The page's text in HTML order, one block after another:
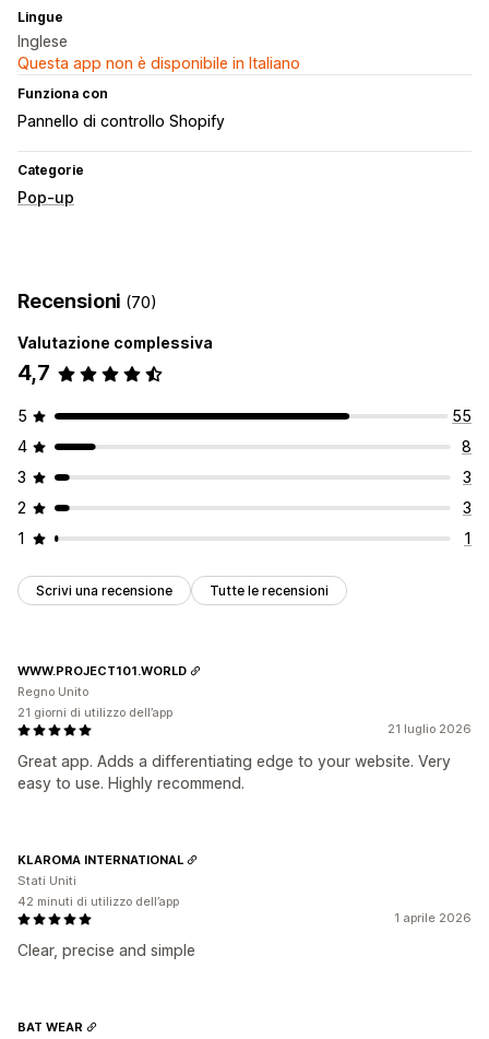
Lingue
Inglese
Questa app non è disponibile in Italiano
Funziona con
Pannello di controllo Shopify
Categorie
Pop-up
Recensioni (70)
Valutazione complessiva
4,7
5
55
4
8
3
3
2
3
1
1
Scrivi una recensione Tutte le recensioni
21 luglio 2026
Great app. Adds a differentiating edge to your website. Very
easy to use. Highly recommend.
WWW.PROJECT101.WORLD
Regno Unito
21 giorni di utilizzo dell’app
1 aprile 2026
Clear, precise and simple
KLAROMA INTERNATIONAL
Stati Uniti
42 minuti di utilizzo dell’app
BAT WEAR